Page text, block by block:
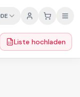
DE
Liste hochladen